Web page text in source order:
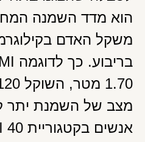
הוא מדד השמנה
משקל האדם
מצב של השמנת יתר